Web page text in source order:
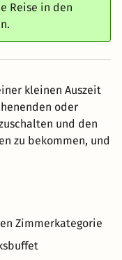
Reise in den
kleinen Auszeit
oder
und den
zu bekommen, und
Zimmerkategorie